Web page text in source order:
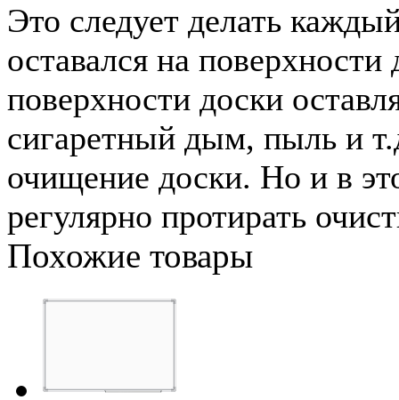
Это следует делать
оставался на
поверхности доски
сигаретный дым, пыль и
очищение доски. Но и в
регулярно протирать
Похожие товары